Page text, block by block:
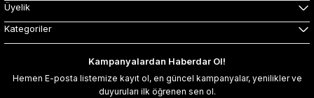
Üyelik
Kategoriler
Kampanyalardan Haberdar Ol!
Hemen E-posta listemize kayıt ol, en güncel kampanyalar, yenilikler ve
duyuruları ilk öğrenen sen ol.